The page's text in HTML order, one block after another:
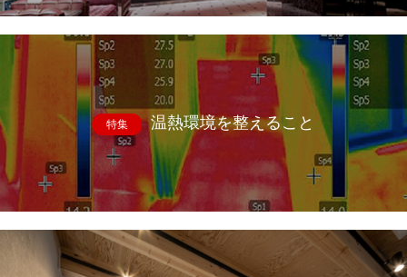
特集 温熱環境を整えること